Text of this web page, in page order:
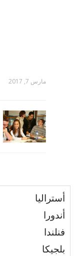
مارس 7, 2017
أستراليا
أندورا
فنلندا
بلجيكا